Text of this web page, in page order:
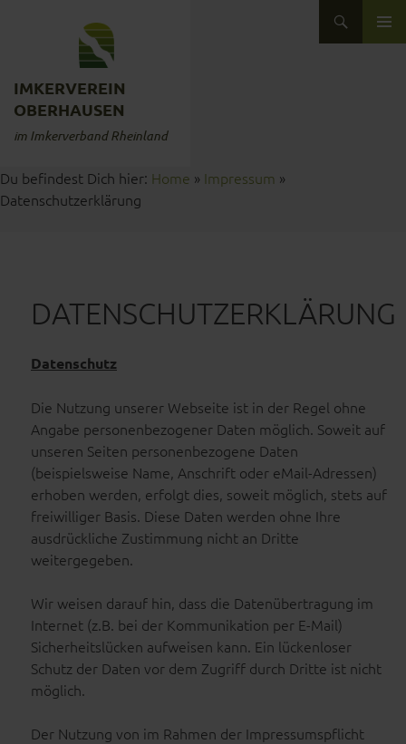
IMKERVEREIN
OBERHAUSEN
im Imkerverband Rheinland
ZUM INHALT SPRINGEN
Du befindest Dich hier: Home » Impressum »
Datenschutzerklärung
DATENSCHUTZERKLÄRUNG
Datenschutz
Die Nutzung unserer Webseite ist in der Regel ohne
Angabe personenbezogener Daten möglich. Soweit auf
unseren Seiten personenbezogene Daten
(beispielsweise Name, Anschrift oder eMail-Adressen)
erhoben werden, erfolgt dies, soweit möglich, stets auf
freiwilliger Basis. Diese Daten werden ohne Ihre
ausdrückliche Zustimmung nicht an Dritte
weitergegeben.
Wir weisen darauf hin, dass die Datenübertragung im
Internet (z.B. bei der Kommunikation per E-Mail)
Sicherheitslücken aufweisen kann. Ein lückenloser
Schutz der Daten vor dem Zugriff durch Dritte ist nicht
möglich.
Der Nutzung von im Rahmen der Impressumspflicht